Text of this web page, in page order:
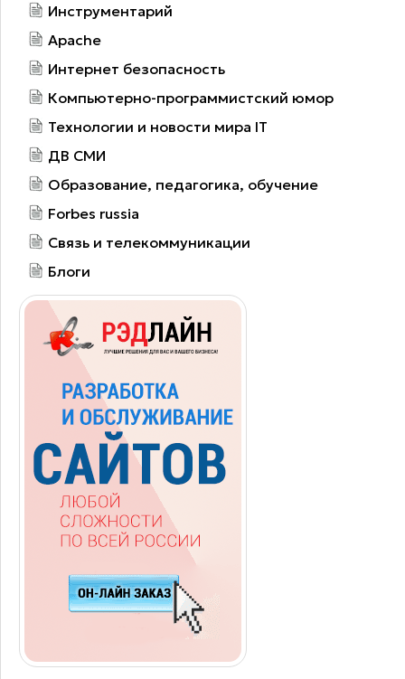
Инструментарий
Apache
Интернет безопасность
Компьютерно-программистский юмор
Технологии и новости мира IT
ДВ СМИ
Образование, педагогика, обучение
Forbes russia
Связь и телекоммуникации
Блоги